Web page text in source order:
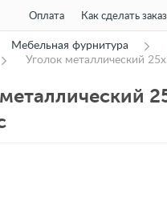
Оплата Как сделать заказ
Мебельная фурнитура
Уголок металлический